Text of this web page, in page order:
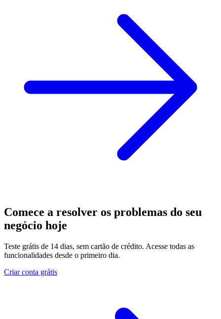
Comece a resolver os problemas do seu
negócio hoje
Teste grátis de 14 dias, sem cartão de crédito. Acesse todas as
funcionalidades desde o primeiro dia.
Criar conta grátis